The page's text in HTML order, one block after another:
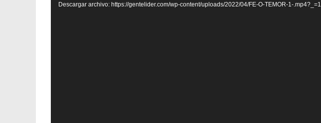
Descargar archivo: https://gentelider.com/wp-content/uploads/2022/04/FE-O-TEMOR-1-.mp4?_=1